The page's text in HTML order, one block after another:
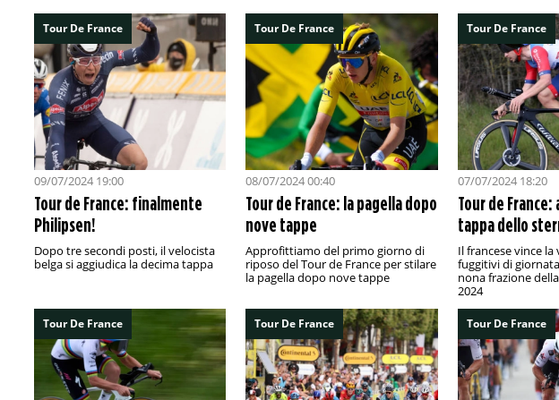
Tour De France
09/07/2024 19:00
Tour de France: finalmente
Philipsen!
Dopo tre secondi posti, il velocista
belga si aggiudica la decima tappa
Tour De France
08/07/2024 00:40
Tour de France: la pagella dopo
nove tappe
Approfittiamo del primo giorno di
riposo del Tour de France per stilare
la pagella dopo nove tappe
Tour De France
07/07/2024 18:20
Tour de France:
tappa dello
Il francese vince la
fuggitivi di
nona frazione
2024
Tour De France Tour De France Tour De France